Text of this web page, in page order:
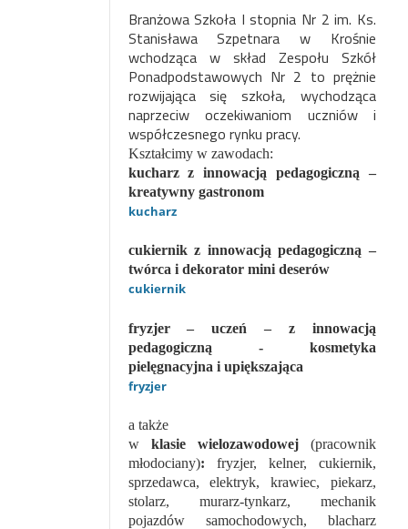
Branżowa Szkoła I stopnia Nr 2 im. Ks.
Stanisława Szpetnara w Krośnie
wchodząca w skład Zespołu Szkół
Ponadpodstawowych Nr 2 to prężnie
rozwijająca się szkoła, wychodząca
naprzeciw oczekiwaniom uczniów i
współczesnego rynku pracy.
Kształcimy w zawodach:
kucharz z innowacją pedagogiczną –
kreatywny gastronom
kucharz
cukiernik z innowacją pedagogiczną –
twórca i dekorator mini deserów
cukiernik
fryzjer – uczeń – z innowacją
pedagogiczną - kosmetyka
pielęgnacyjna i upiększająca
fryzjer
a także
w klasie wielozawodowej(pracownik
młodociany): fryzjer, kelner, cukiernik,
sprzedawca, elektryk, krawiec, piekarz,
stolarz, murarz-tynkarz, mechanik
pojazdów samochodowych, blacharz